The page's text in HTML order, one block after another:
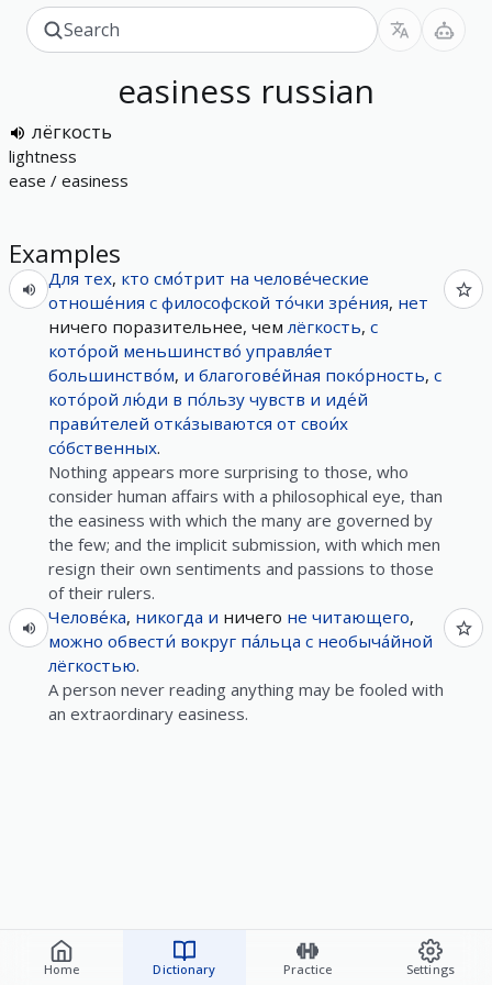
Home Dictionary Practice Settings
easiness russian
лёгкость
lightness
ease / easiness
Examples
Для тех, кто смо́трит на челове́ческие
отноше́ния с философской то́чки зре́ния, нет
ничего поразительнее, чемлёгкость, с
кото́рой меньшинство́ управля́ет
большинство́м, и благогове́йная поко́рность, с
кото́рой лю́ди в по́льзу чувств и иде́й
прави́телей отка́зываются от свои́х
со́бственных.
Nothing appears more surprising to those, who
consider human affairs with a philosophical eye, than
the easiness with which the many are governed by
the few; and the implicit submission, with which men
resign their own sentiments and passions to those
of their rulers.
Челове́ка, никогда и ничего не читающего,
можно обвести́ вокруг па́льца с необыча́йной
лёгкостью.
A person never reading anything may be fooled with
an extraordinary easiness.